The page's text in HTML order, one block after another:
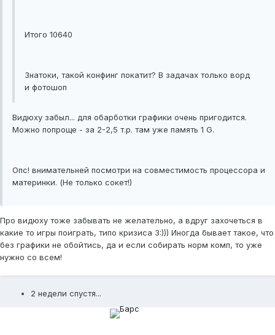
Итого 10640
Знатоки, такой конфинг покатит? В задачах только ворд
и фотошоп
Видюху забыл... для обарботки графики очень пригодится.
Можно попроще - за 2-2,5 т.р. там уже память 1 G.
Опс! внимательней посмотри на совместимость процессора и
материнки. (Не только сокет!)
Про видюху тоже забывать не желательно, а вдруг захочеться в
какие то игры поиграть, типо кризиса 3:))) Иногда бывает такое, что
без графики не обойтись, да и если собирать норм комп, то уже
нужно со всем!
2 недели спустя...